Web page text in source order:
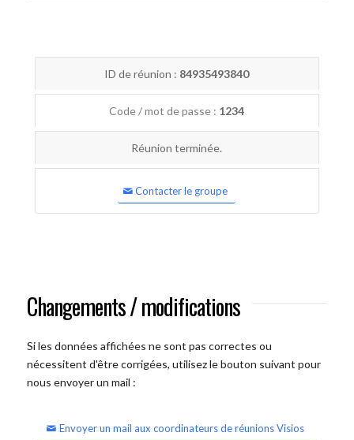
ID de réunion : 84935493840
Code / mot de passe : 1234
Réunion terminée.
Contacter le groupe
Changements / modifications
Si les données affichées ne sont pas correctes ou
nécessitent d'être corrigées, utilisez le bouton suivant pour
nous envoyer un mail :
Envoyer un mail aux coordinateurs de réunions Visios